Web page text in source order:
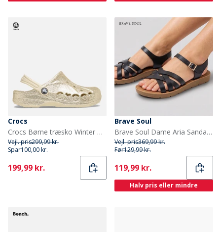
Crocs
Crocs Børne træsko Winter White
Vejl. pris299,99 kr.
Spar100,00 kr.
Current
199,99 kr.
Brave Soul
Brave Soul Dame Aria Sandaler Sort
Vejl. pris369,99 kr.
Før129,99 kr.
Current
119,99 kr.
Halv pris eller mindre